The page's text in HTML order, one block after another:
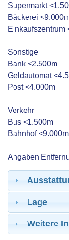
Supermarkt
Bäckerei
Einkaufszentrum
Sonstige
Bank <2.500m
Geldautomat
Post <4.000m
Verkehr
Bus <1.500m
Bahnhof <9.000m
Angaben
Lage
Weitere